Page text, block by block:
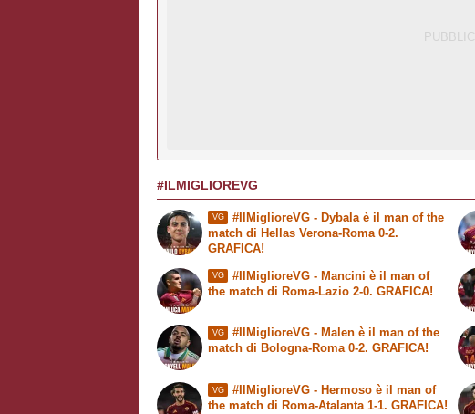
#ILMIGLIOREVG
VG
#IlMiglioreVG - Dybala è il man of the
match di Hellas Verona-Roma 0-2.
GRAFICA!
VG
#IlMiglioreVG - Mancini è il man of
the match di Roma-Lazio 2-0. GRAFICA!
VG
#IlMiglioreVG - Malen è il man of the
match di Bologna-Roma 0-2. GRAFICA!
VG
#IlMiglioreVG - Hermoso è il man of
the match di Roma-Atalanta 1-1. GRAFICA!